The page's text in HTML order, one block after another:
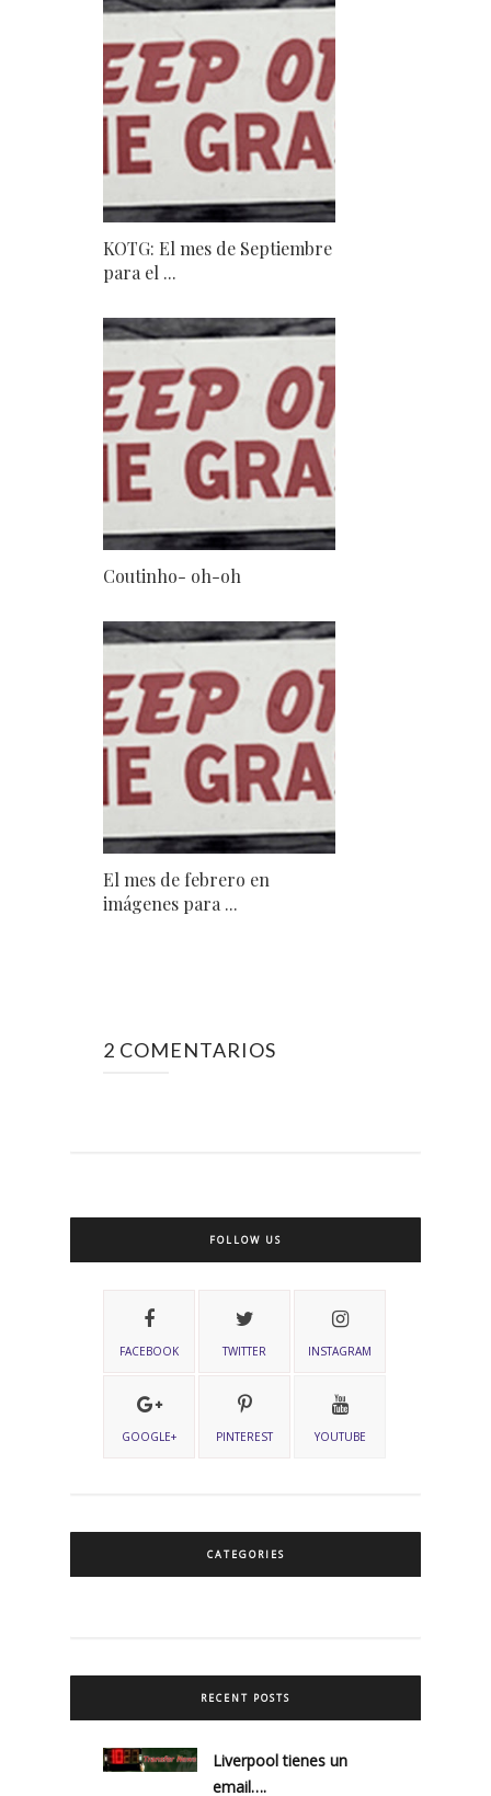
KOTG: El mes de Septiembre
para el ...
Coutinho- oh-oh
El mes de febrero en
imágenes para ...
2 COMENTARIOS
FOLLOW US
FACEBOOK TWITTER INSTAGRAM
GOOGLE+ PINTEREST YOUTUBE
CATEGORIES
RECENT POSTS
Liverpool tienes un
email….